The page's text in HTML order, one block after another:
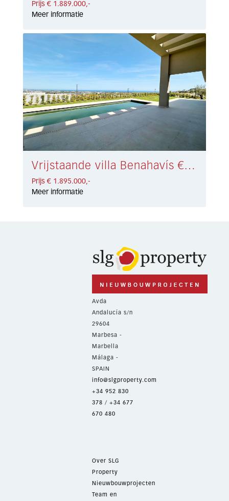
Prijs € 1.889.000,-
Meer informatie
Vrijstaande villa Benahavís € 1.895.000,-
Prijs € 1.895.000,-
Meer informatie
Avda
Andalucía s/n
29604
Marbesa -
Marbella
Málaga -
SPAIN
info@slgproperty.com
+34 952 830
378 / +34 677
670 480
Over SLG
Property
Nieuwbouwprojecten
Team en